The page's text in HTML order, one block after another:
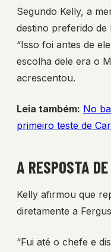
Segundo Kelly, a
destino preferido
“Isso foi antes de
escolha dele era o
acrescentou.
Leia também: No
primeiro teste de
A RESPOSTA
Kelly afirmou que
diretamente a
“Fui até o chefe e